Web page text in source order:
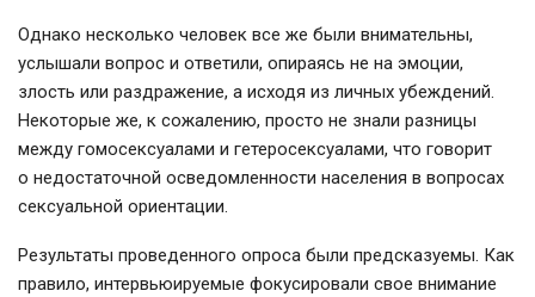
Однако несколько человек все же были внимательны,
услышали вопрос и ответили, опираясь не на эмоции,
злость или раздражение, а исходя из личных убеждений.
Некоторые же, к сожалению, просто не знали разницы
между гомосексуалами и гетеросексуалами, что говорит
о недостаточной осведомленности населения в вопросах
сексуальной ориентации.
Результаты проведенного опроса были предсказуемы. Как
правило, интервьюируемые фокусировали свое внимание